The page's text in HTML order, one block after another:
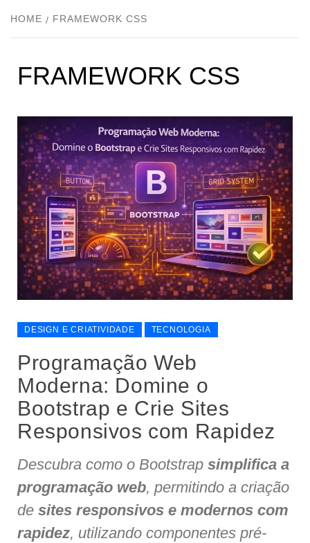
HOME FRAMEWORK CSS
FRAMEWORK CSS
DESIGN E CRIATIVIDADE TECNOLOGIA
Programação Web
Moderna: Domine o
Bootstrap e Crie Sites
Responsivos com Rapidez
Descubra como o Bootstrap simplifica a
programação web, permitindo a criação
de sites responsivos e modernos com
rapidez, utilizando componentes pré-